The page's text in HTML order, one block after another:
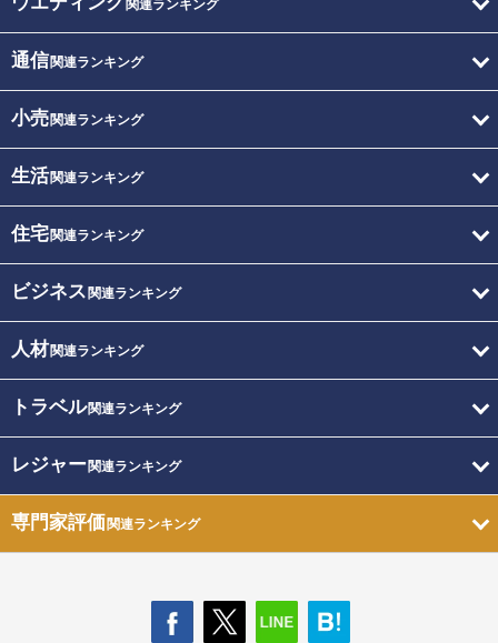
関連ランキング
通信関連ランキング
小売関連ランキング
生活関連ランキング
住宅関連ランキング
ビジネス 関連ランキング
人材関連ランキング
トラベル関連ランキング
レジャー関連ランキング
専門家評価関連ランキング